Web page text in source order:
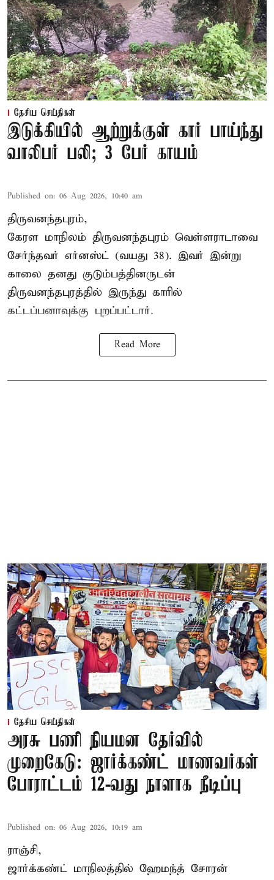
தேசிய செய்திகள்
இடுக்கியில் ஆற்றுக்குள் கார் பாய்ந்து
வாலிபர் பலி; 3 பேர் காயம்
Published on: 06 Aug 2026, 10:40 am
திருவனந்தபுரம்,
கேரள மாநிலம் திருவனந்தபுரம் வெள்ளராடாவை
சேர்ந்தவர் எர்னஸ்ட் (வயது 38). இவர் இன்று
காலை தனது குடும்பத்தினருடன்
திருவனந்தபுரத்தில் இருந்து காரில்
கட்டப்பனாவுக்கு புறப்பட்டார்.
Read More
தேசிய செய்திகள்
அரசு பணி நியமன தேர்வில்
முறைகேடு: ஜார்க்கண்ட் மாணவர்கள்
போராட்டம் 12-வது நாளாக நீடிப்பு
Published on: 06 Aug 2026, 10:19 am
ராஞ்சி,
ஜார்க்கண்ட் மாநிலத்தில் ஹேமந்த் சோரன்